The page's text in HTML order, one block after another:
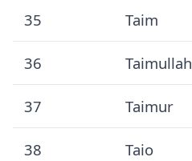
35 Taim
36 Taimullah
37 Taimur
38 Taio